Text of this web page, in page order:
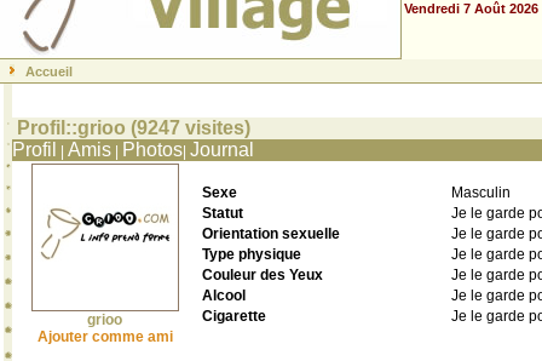
Vendredi 7 Août 2026
Accueil
Profil::grioo (9247 visites)
Profil
Amis Photos Journal
grioo
Ajouter comme ami
Sexe
Masculin
Statut
Je le garde
Orientation sexuelle
Je le garde
Type physique
Je le garde
Couleur des Yeux
Je le garde
Alcool
Je le garde
Cigarette
Je le garde